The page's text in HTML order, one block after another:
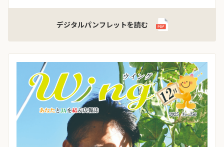
デジタルパンフレットを読む